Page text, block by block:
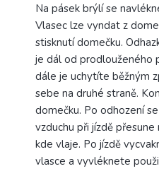
Na pásek brýlí se
Vlasec lze vyndat z
stisknutí domečku.
je dál od prodlouženého
dále je uchytíte běžným
sebe na druhé straně.
domečku. Po odhození
vzduchu při jízdě přesune
kde vlaje. Po jízdě
vlasce a vyvléknete